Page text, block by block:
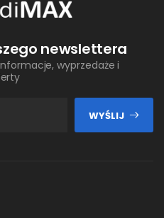
newslettera
wyprzedaże i
WYŚLIJ